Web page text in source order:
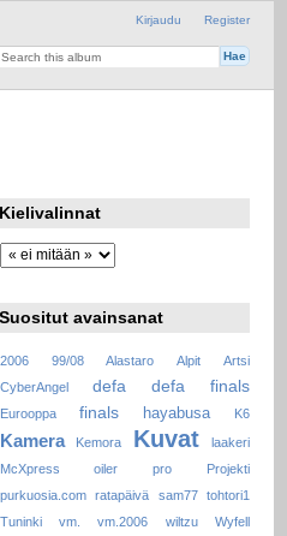
Kirjaudu Register
Kielivalinnat
Suositut avainsanat
2006 99/08 Alastaro Alpit
Artsi
CyberAngel
defa defa finals
Eurooppa finals hayabusa K6
Kamera Kemora Kuvat
laakeri
McXpress
oiler pro
Projekti
purkuosia.com
ratapäivä sam77
tohtori1
Tuninki
vm. vm.2006 wiltzu
Wyfell